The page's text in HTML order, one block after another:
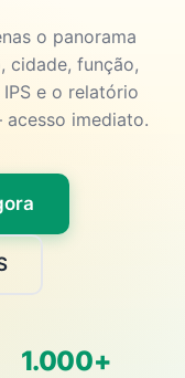
o panorama
cidade, função,
e o relatório
imediato.
1.000+